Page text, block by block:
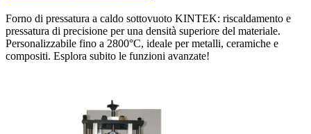
Forno di pressatura a caldo sottovuoto KINTEK: riscaldamento e
pressatura di precisione per una densità superiore del materiale.
Personalizzabile fino a 2800°C, ideale per metalli, ceramiche e
compositi. Esplora subito le funzioni avanzate!